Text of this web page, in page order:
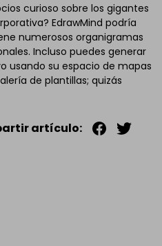
curioso sobre los gigantes
EdrawMind podría
numerosos organigramas
Incluso puedes generar
usando su espacio de mapas
de plantillas; quizás
artículo: